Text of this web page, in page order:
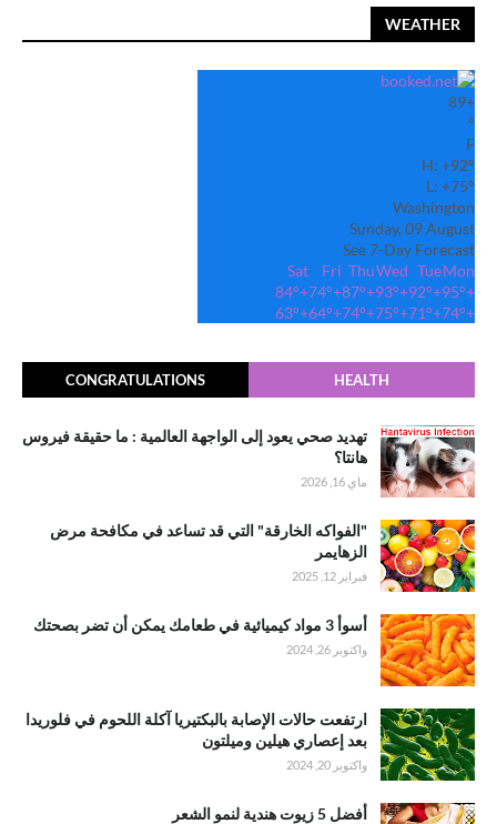
WEATHER
+
89
°
F
H: +92°
L: +75°
Washington
Sunday, 09 August
See 7-Day Forecast
Mon
Tue
Wed
Thu
Fri
Sat
+
95°
+
92°
+
93°
+
87°
+
74°
+
84°
+
74°
+
71°
+
75°
+
74°
+
64°
+
63°
HEALTH
CONGRATULATIONS
تهديد صحي يعود إلى الواجهة العالمية : ما حقيقة فيروس
هانتا؟
ماي 16, 2026
"الفواكه الخارقة" التي قد تساعد في مكافحة مرض
الزهايمر
فبراير 12, 2025
أسوأ 3 مواد كيميائية في طعامك يمكن أن تضر بصحتك
واكتوبر 26, 2024
ارتفعت حالات الإصابة بالبكتيريا آكلة اللحوم في فلوريدا
بعد إعصاري هيلين وميلتون
واكتوبر 20, 2024
أفضل 5 زيوت هندية لنمو الشعر